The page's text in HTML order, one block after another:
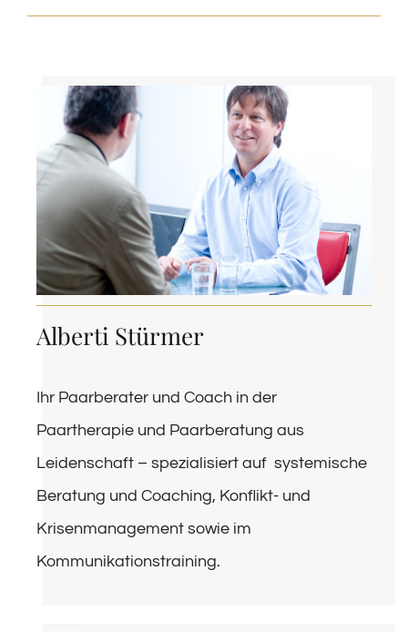
Alberti Stürmer
Ihr Paarberater und Coach in der
Paartherapie und Paarberatung aus
Leidenschaft – spezialisiert auf systemische
Beratung und Coaching, Konflikt- und
Krisenmanagement sowie im
Kommunikationstraining.